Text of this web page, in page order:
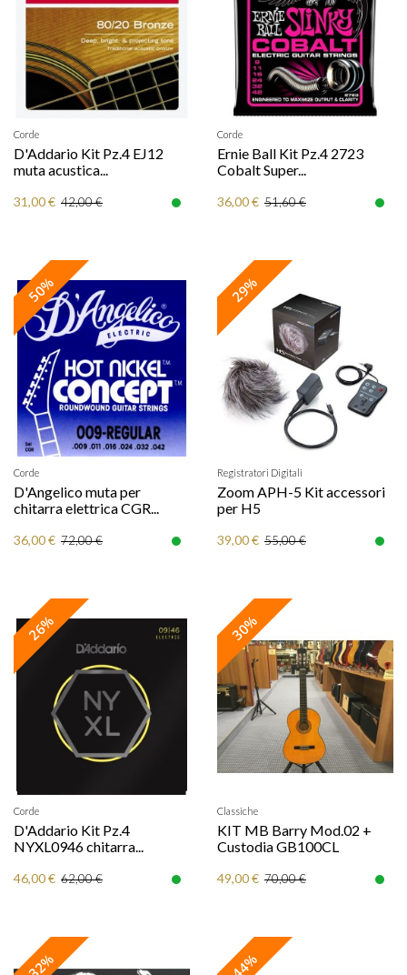
Corde
D'Addario Kit Pz.4 EJ12
muta acustica...
31,00 € 42,00 €
Corde
Ernie Ball Kit Pz.4 2723
Cobalt Super...
36,00 € 51,60 €
50%
Corde
D'Angelico muta per
chitarra elettrica CGR...
36,00 € 72,00 €
29%
Registratori Digitali
Zoom APH-5 Kit accessori
per H5
39,00 € 55,00 €
26%
Corde
D'Addario Kit Pz.4
NYXL0946 chitarra...
46,00 € 62,00 €
30%
Classiche
KIT MB Barry Mod.02 +
Custodia GB100CL
49,00 € 70,00 €
32% 44%